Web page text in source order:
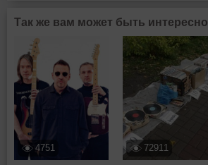
Так же вам может быть интересно
4751 72911